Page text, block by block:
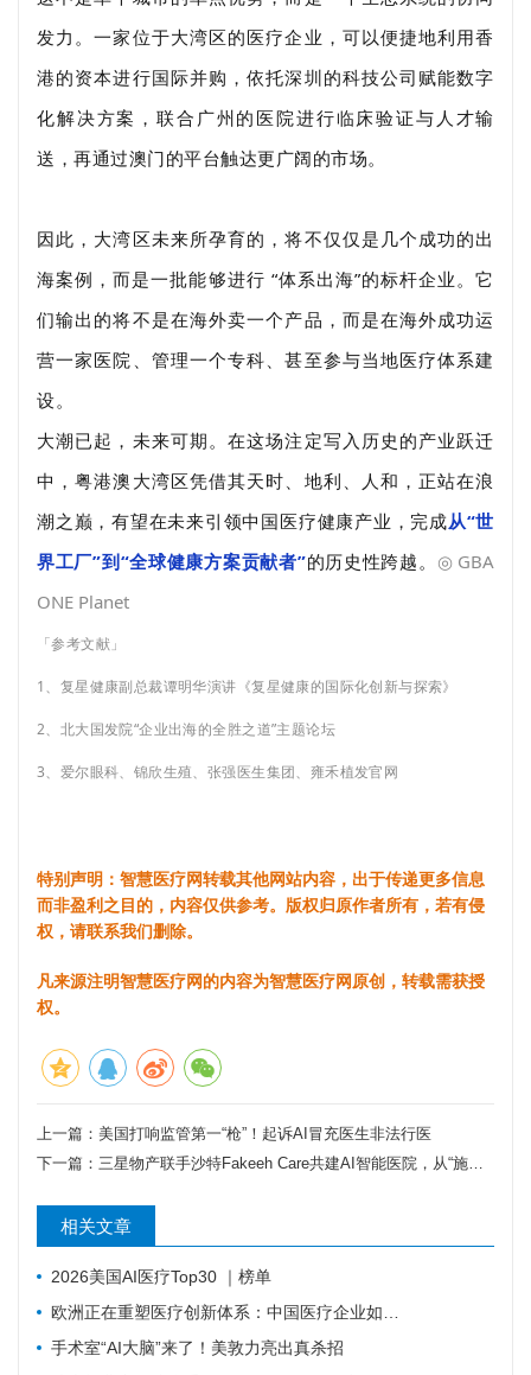
发力。一家位于大湾区的医疗企业，可以便捷地利用香
港的资本进行国际并购，依托深圳的科技公司赋能数字
化解决方案，联合广州的医院进行临床验证与人才输
送，再通过澳门的平台触达更广阔的市场。
因此，大湾区未来所孕育的，将不仅仅是几个成功的出
海案例，而是一批能够进行 “体系出海”的标杆企业。它
们输出的将不是在海外卖一个产品，而是在海外成功运
营一家医院、管理一个专科、甚至参与当地医疗体系建
设。
大潮已起，未来可期。在这场注定写入历史的产业跃迁
中，粤港澳大湾区凭借其天时、地利、人和，正站在浪
潮之巅，有望在未来引领中国医疗健康产业，完成从“世
界工厂”到“全球健康方案贡献者”的历史性跨越。 ◎ GBA
ONE Planet
「参考文献」
1、复星健康副总裁谭明华演讲《复星健康的国际化创新与探索》
2、北大国发院“企业出海的全胜之道”主题论坛
3、爱尔眼科、锦欣生殖、张强医生集团、雍禾植发官网
特别声明：智慧医疗网转载其他网站内容，出于传递更多信息
而非盈利之目的，内容仅供参考。版权归原作者所有，若有侵
权，请联系我们删除。
凡来源注明智慧医疗网的内容为智慧医疗网原创，转载需获授
权。
上一篇： 美国打响监管第一“枪”！起诉AI冒充医生非法行医
下一篇： 三星物产联手沙特Fakeeh Care共建AI智能医院，从“施工方”跳向“医疗数字基建运营商”
相关文章
2026美国AI医疗Top30 ｜榜单
欧洲正在重塑医疗创新体系：中国医疗企业如何抓住下一轮机会？
手术室“AI大脑”来了！美敦力亮出真杀招